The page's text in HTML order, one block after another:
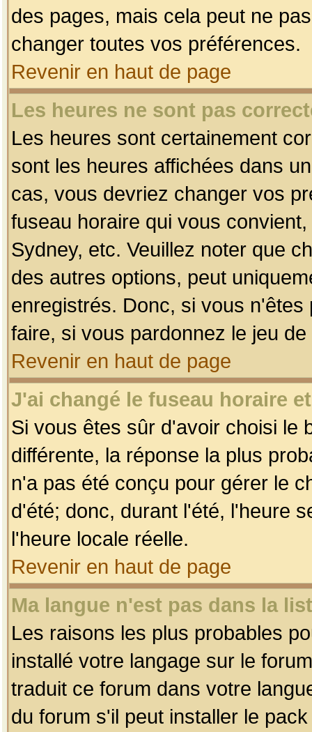
des pages, mais cela peut ne
changer toutes vos préférences.
Revenir en haut de page
Les heures ne sont pas
Les heures sont certainement
sont les heures affichées dans
cas, vous devriez changer vos
fuseau horaire qui vous
Sydney, etc. Veuillez noter que
des autres options, peut
enregistrés. Donc, si vous
faire, si vous pardonnez le jeu
Revenir en haut de page
J'ai changé le fuseau horaire
Si vous êtes sûr d'avoir choisi le
différente, la réponse la plus
n'a pas été conçu pour gérer le
d'été; donc, durant l'été, l'heure
l'heure locale réelle.
Revenir en haut de page
Ma langue n'est pas dans la
Les raisons les plus probables
installé votre langage sur le
traduit ce forum dans votre
du forum s'il peut installer le